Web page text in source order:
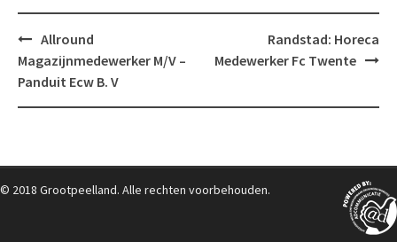
Post
navigation
Allround
Magazijnmedewerker M/V –
Panduit Ecw B. V
Randstad: Horeca
Medewerker Fc Twente
© 2018 Grootpeelland. Alle rechten voorbehouden.